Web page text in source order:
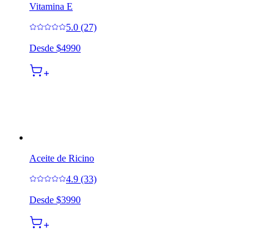
Vitamina E
5.0 (27)
Desde $4990
Aceite de Ricino
4.9 (33)
Desde $3990